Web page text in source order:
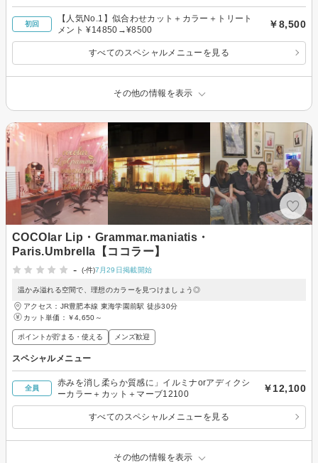
初回
【人気No.1】似合わせカット＋カラー＋トリート
メント ¥14850→¥8500
￥8,500
すべてのスペシャルメニューを見る
その他の情報を表示
COCOlar Lip・Grammar.maniatis・
Paris.Umbrella【ココラー】
-
(-件)7月29日掲載開始
温かみ溢れる空間で、理想のカラーを見つけましょう◎
アクセス：JR豊肥本線 東海学園前駅 徒歩30分
カット単価： ￥4,650～
ポイントが貯まる・使える メンズ歓迎
スペシャルメニュー
全員
赤みを消し柔らか質感に」イルミナorアディクシ
ーカラー＋カット＋マーブ12100
￥12,100
すべてのスペシャルメニューを見る
その他の情報を表示